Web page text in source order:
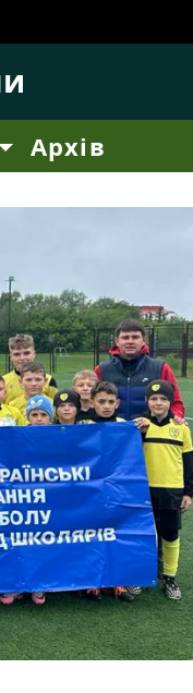
Архів